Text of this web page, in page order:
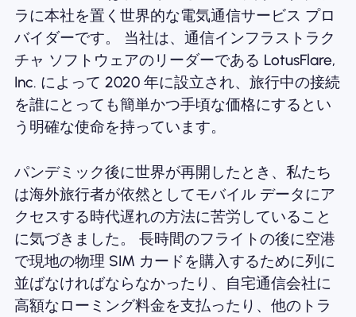
ラに本社を置く世界的な電気通信サービス プロ
バイダーです。 当社は、通信インフラストラク
チャ ソフトウェアのリーダーである LotusFlare,
Inc. によって 2020 年に設立され、旅行中の接続
を誰にとっても簡単かつ手頃な価格にするとい
う明確な使命を持っています。
パンデミック後に世界が再開したとき、私たち
は海外旅行者が依然としてモバイル データにア
クセスする時代遅れの方法に苦労していること
に気づきました。 長時間のフライトの後に空港
で現地の物理 SIM カードを購入するために列に
並ばなければならなかったり、自宅通信会社に
高額なローミング料金を支払ったり、他のトラ